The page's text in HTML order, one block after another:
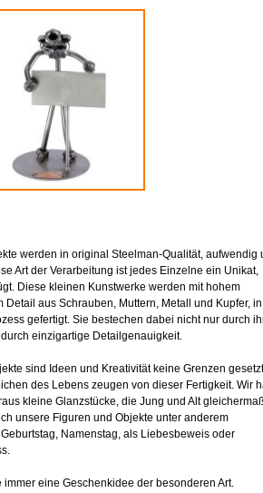
werden in original Steelman-Qualität, aufwendig
Art der Verarbeitung ist jedes Einzelne ein Unikat,
Diese kleinen Kunstwerke werden mit hohem
aus Schrauben, Muttern, Metall und Kupfer,
gefertigt. Sie bestechen dabei nicht nur durch
einzigartige Detailgenauigkeit.
sind Ideen und Kreativität keine Grenzen
des Lebens zeugen von dieser Fertigkeit. Wir
kleine Glanzstücke, die Jung und Alt
unsere Figuren und Objekte unter anderem
Namenstag, als Liebesbeweis oder
eine Geschenkidee der besonderen Art.